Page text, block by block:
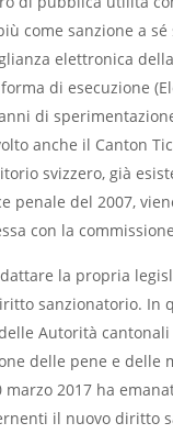
come sanzione a sé
elettronica
di esecuzione
di
anche il Canton
svizzero, già
penale del 2007,
con la
la propria
sanzionatorio. In
Autorità
delle pene e delle
2017 ha
il nuovo diritto